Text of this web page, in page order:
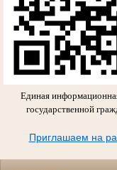
Единая
государственной
Приглашаем на